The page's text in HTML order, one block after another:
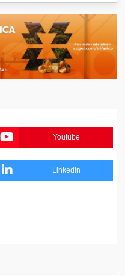
Youtube
Linkedin